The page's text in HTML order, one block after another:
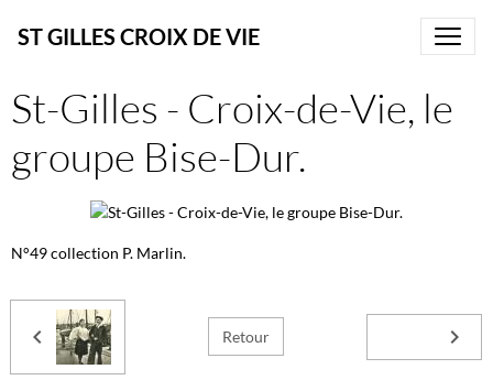
ST GILLES CROIX DE VIE
St-Gilles - Croix-de-Vie, le
groupe Bise-Dur.
N°49 collection P. Marlin.
Retour